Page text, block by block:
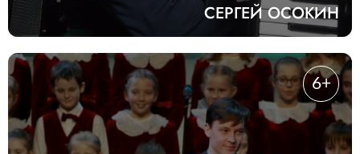
СЕРГЕЙ ОСОКИН
6+